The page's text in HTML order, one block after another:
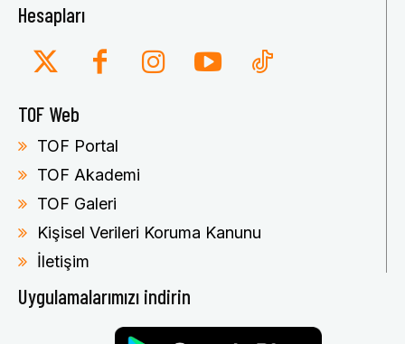
Hesapları
TOF Web
TOF Portal
TOF Akademi
TOF Galeri
Kişisel Verileri Koruma Kanunu
İletişim
Uygulamalarımızı indirin